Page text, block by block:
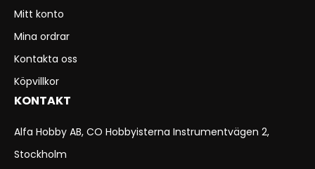
Mitt konto
Mina ordrar
Kontakta oss
Köpvillkor
KONTAKT
Alfa Hobby AB, CO Hobbyisterna Instrumentvägen 2,
Stockholm